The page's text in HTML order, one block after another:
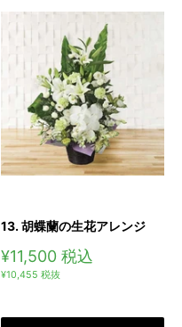
13. 胡蝶蘭の生花アレンジ
販
売
¥11,500 税込
¥10,455 税抜